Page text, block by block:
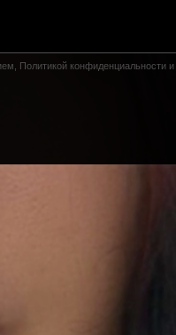
Политикой конфиденциальностии